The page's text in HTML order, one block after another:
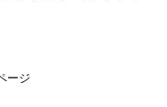
ージ